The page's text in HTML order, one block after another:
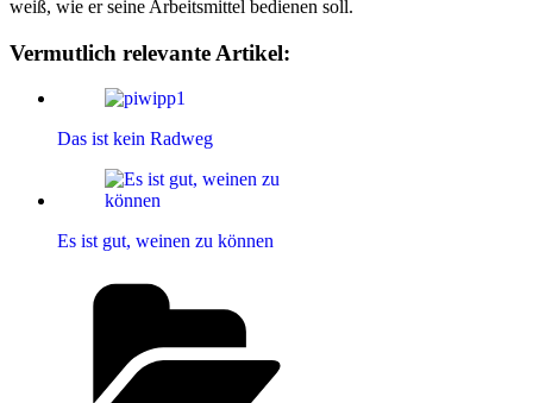
weiß, wie er seine Arbeitsmittel bedienen soll.
Vermutlich relevante Artikel:
Das ist kein Radweg
Es ist gut, weinen zu können